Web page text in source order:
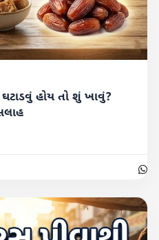
હોય તો શું ખાવું?